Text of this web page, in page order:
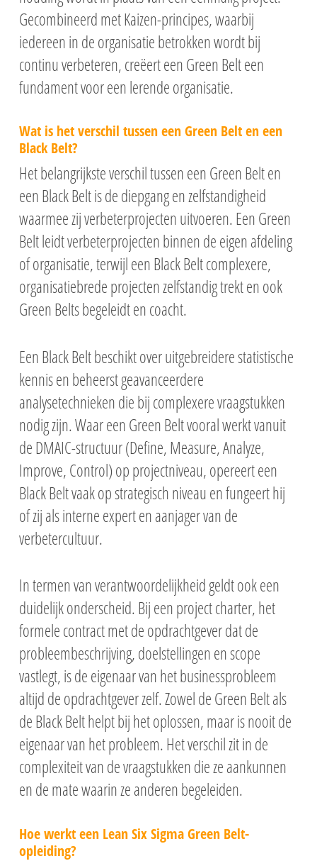
Gecombineerd met Kaizen-principes, waarbij
iedereen in de organisatie betrokken wordt bij
continu verbeteren, creëert een Green Belt een
fundament voor een lerende organisatie.
Wat is het verschil tussen een Green Belt en een
Black Belt?
Het belangrijkste verschil tussen een Green Belt en
een Black Belt is de diepgang en zelfstandigheid
waarmee zij verbeterprojecten uitvoeren. Een Green
Belt leidt verbeterprojecten binnen de eigen afdeling
of organisatie, terwijl een Black Belt complexere,
organisatiebrede projecten zelfstandig trekt en ook
Green Belts begeleidt en coacht.
Een Black Belt beschikt over uitgebreidere statistische
kennis en beheerst geavanceerdere
analysetechnieken die bij complexere vraagstukken
nodig zijn. Waar een Green Belt vooral werkt vanuit
de DMAIC-structuur (Define, Measure, Analyze,
Improve, Control) op projectniveau, opereert een
Black Belt vaak op strategisch niveau en fungeert hij
of zij als interne expert en aanjager van de
verbetercultuur.
In termen van verantwoordelijkheid geldt ook een
duidelijk onderscheid. Bij een project charter, het
formele contract met de opdrachtgever dat de
probleembeschrijving, doelstellingen en scope
vastlegt, is de eigenaar van het businessprobleem
altijd de opdrachtgever zelf. Zowel de Green Belt als
de Black Belt helpt bij het oplossen, maar is nooit de
eigenaar van het probleem. Het verschil zit in de
complexiteit van de vraagstukken die ze aankunnen
en de mate waarin ze anderen begeleiden.
Hoe werkt een Lean Six Sigma Green Belt-
opleiding?